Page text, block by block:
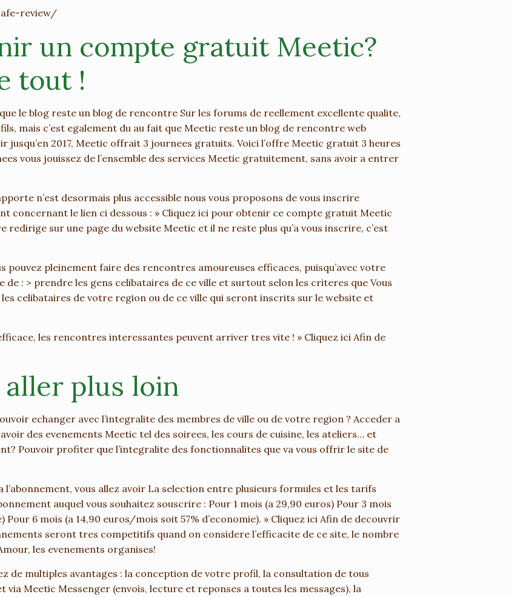
review/
un compte gratuit Meetic?
tout !
le blog reste un blog de rencontre Sur les forums de reellement excellente qualite,
mais c’est egalement du au fait que Meetic reste un blog de rencontre web
jusqu’en 2017, Meetic offrait 3 journees gratuits. Voici l’offre Meetic gratuit 3 heures
vous jouissez de l’ensemble des services Meetic gratuitement, sans avoir a entrer
n’est desormais plus accessible nous vous proposons de vous inscrire
concernant le lien ci dessous : » Cliquez ici pour obtenir ce compte gratuit Meetic
redirige sur une page du website Meetic et il ne reste plus qu’a vous inscrire, c’est
pouvez pleinement faire des rencontres amoureuses efficaces, puisqu’avec votre
: > prendre les gens celibataires de ce ville et surtout selon les criteres que Vous
celibataires de votre region ou de ce ville qui seront inscrits sur le website et
les rencontres interessantes peuvent arriver tres vite ! » Cliquez ici Afin de
plus loin
echanger avec l’integralite des membres de ville ou de votre region ? Acceder a
des evenements Meetic tel des soirees, les cours de cuisine, les ateliers… et
Pouvoir profiter que l’integralite des fonctionnalites que va vous offrir le site de
vous allez avoir La selection entre plusieurs formules et les tarifs
auquel vous souhaitez souscrire : Pour 1 mois (a 29,90 euros) Pour 3 mois
Pour 6 mois (a 14,90 euros/mois soit 57% d’economie). » Cliquez ici Afin de decouvrir
seront tres competitifs quand on considere l’efficacite de ce site, le nombre
les evenements organises!
de multiples avantages : la conception de votre profil, la consultation de tous
via Meetic Messenger (envois, lecture et reponses a toutes les messages), la